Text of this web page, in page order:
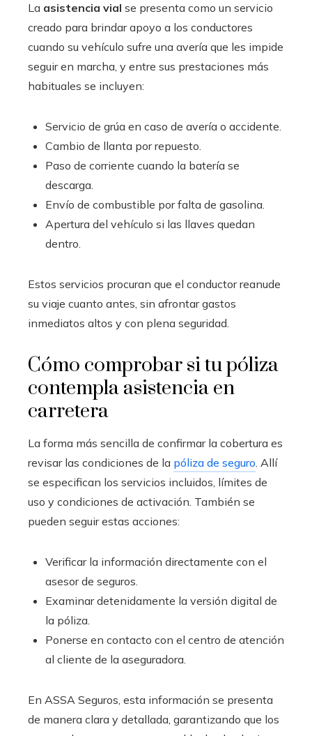
La asistencia vial se presenta como un servicio
creado para brindar apoyo a los conductores
cuando su vehículo sufre una avería que les impide
seguir en marcha, y entre sus prestaciones más
habituales se incluyen:
Servicio de grúa en caso de avería o accidente.
Cambio de llanta por repuesto.
Paso de corriente cuando la batería se
descarga.
Envío de combustible por falta de gasolina.
Apertura del vehículo si las llaves quedan
dentro.
Estos servicios procuran que el conductor reanude
su viaje cuanto antes, sin afrontar gastos
inmediatos altos y con plena seguridad.
Cómo comprobar si tu póliza
contempla asistencia en
carretera
La forma más sencilla de confirmar la cobertura es
revisar las condiciones de la póliza de seguro. Allí
se especifican los servicios incluidos, límites de
uso y condiciones de activación. También se
pueden seguir estas acciones:
Verificar la información directamente con el
asesor de seguros.
Examinar detenidamente la versión digital de
la póliza.
Ponerse en contacto con el centro de atención
al cliente de la aseguradora.
En ASSA Seguros, esta información se presenta
de manera clara y detallada, garantizando que los